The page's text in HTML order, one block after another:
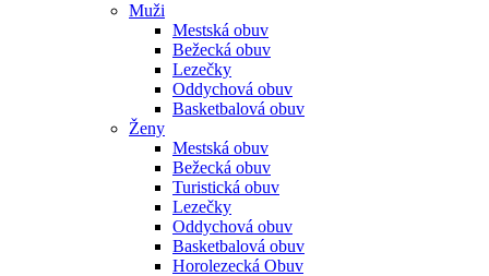
Muži
Mestská obuv
Bežecká obuv
Lezečky
Oddychová obuv
Basketbalová obuv
Ženy
Mestská obuv
Bežecká obuv
Turistická obuv
Lezečky
Oddychová obuv
Basketbalová obuv
Horolezecká Obuv